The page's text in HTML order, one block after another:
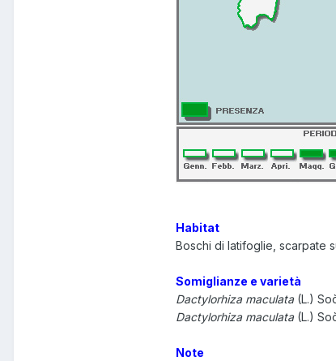
Habitat
Boschi di latifoglie, scarpate
Somiglianze e varietà
Dactylorhiza maculata (L.)
Dactylorhiza maculata (L.)
Note